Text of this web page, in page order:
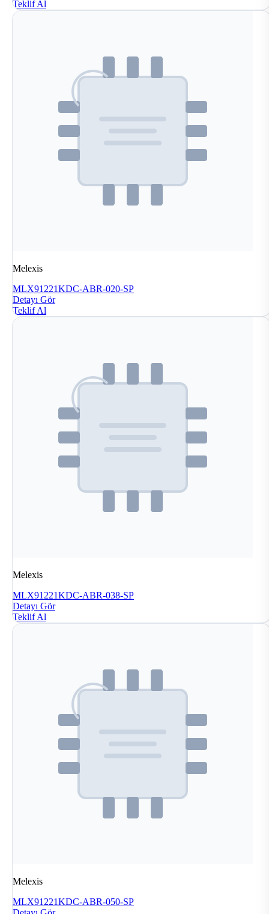
Teklif Al
Melexis
MLX91221KDC-ABR-020-SP
Detayı Gör
Teklif Al
Melexis
MLX91221KDC-ABR-038-SP
Detayı Gör
Teklif Al
Melexis
MLX91221KDC-ABR-050-SP